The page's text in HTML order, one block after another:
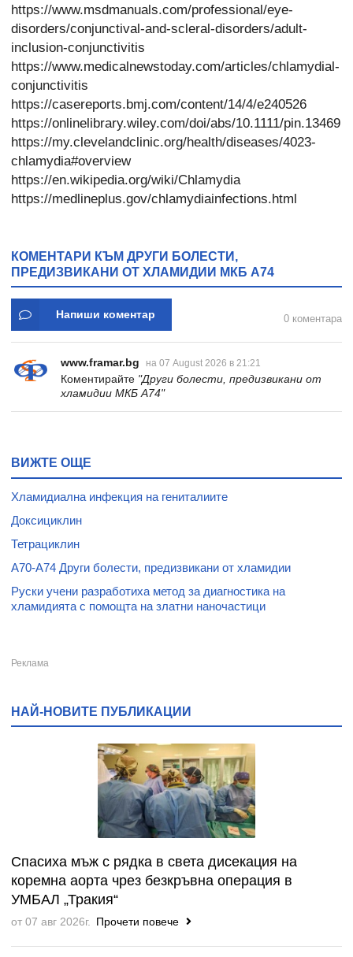
https://www.msdmanuals.com/professional/eye-
disorders/conjunctival-and-scleral-disorders/adult-
inclusion-conjunctivitis
https://www.medicalnewstoday.com/articles/chlamydial-
conjunctivitis
https://casereports.bmj.com/content/14/4/e240526
https://onlinelibrary.wiley.com/doi/abs/10.1111/pin.13469
https://my.clevelandclinic.org/health/diseases/4023-
chlamydia#overview
https://en.wikipedia.org/wiki/Chlamydia
https://medlineplus.gov/chlamydiainfections.html
КОМЕНТАРИ КЪМ ДРУГИ БОЛЕСТИ,
ПРЕДИЗВИКАНИ ОТ ХЛАМИДИИ МКБ A74
Напиши коментар 0 коментара
www.framar.bg на 07 August 2026 в 21:21
Коментирайте "Други болести, предизвикани от
хламидии МКБ A74"
ВИЖТЕ ОЩЕ
Хламидиална инфекция на гениталиите
Доксициклин
Тетрациклин
A70-A74 Други болести, предизвикани от хламидии
Руски учени разработиха метод за диагностика на
хламидията с помощта на златни наночастици
НАЙ-НОВИТЕ ПУБЛИКАЦИИ
Спасиха мъж с рядка в света дисекация на
коремна аорта чрез безкръвна операция в
УМБАЛ „Тракия“
от 07 авг 2026г. Прочети повече